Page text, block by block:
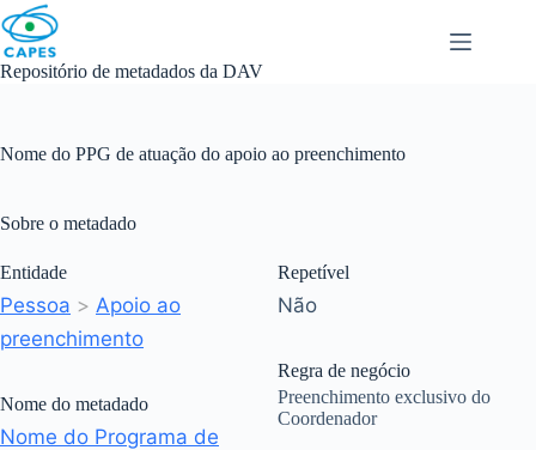
Skip
to
content
Repositório de metadados da DAV
Nome do PPG de atuação do apoio ao preenchimento
Sobre o metadado
Entidade
Pessoa > Apoio ao
preenchimento
Nome do metadado
Nome do Programa de
Repetível
Não
Regra de negócio
Preenchimento exclusivo do
Coordenador